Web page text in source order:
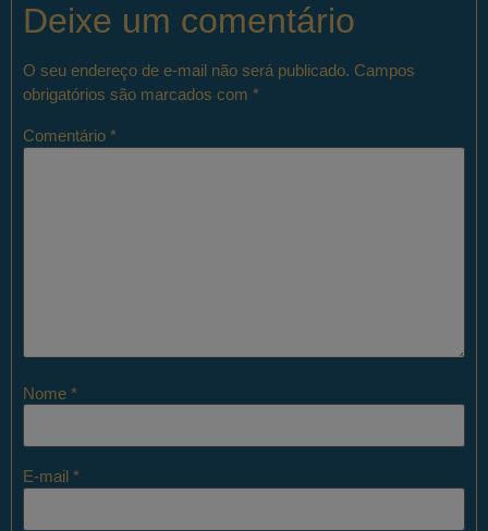
Deixe um comentário
O seu endereço de e-mail não será publicado. Campos
obrigatórios são marcados com *
Comentário *
Nome *
E-mail *